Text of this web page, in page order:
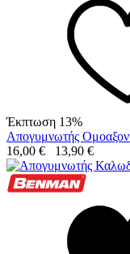
Έκπτωση 13%
Απογυμνωτής
16,00 € 13,90 €